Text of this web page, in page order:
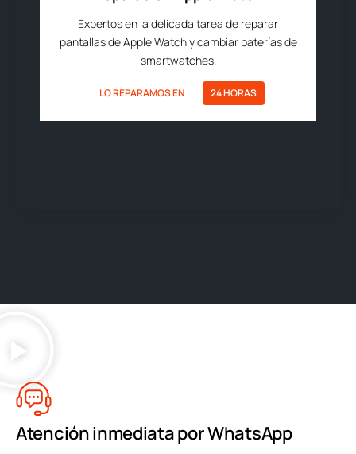
Expertos en la delicada tarea de reparar
pantallas de Apple Watch y cambiar baterías de
smartwatches.
LO REPARAMOS EN 24 HORAS
Atención inmediata por WhatsApp